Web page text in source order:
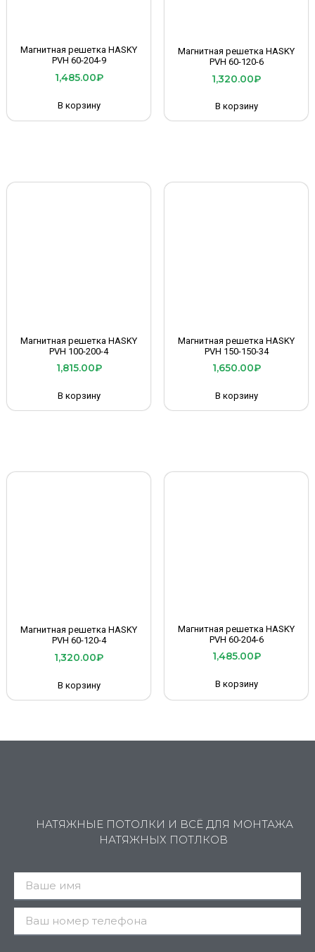
Магнитная решетка HASKY
PVH 60-204-9
1,485.00₽
В корзину
Магнитная решетка HASKY
PVH 60-120-6
1,320.00₽
В корзину
Магнитная решетка HASKY
PVH 100-200-4
1,815.00₽
В корзину
Магнитная решетка HASKY
PVH 150-150-34
1,650.00₽
В корзину
Магнитная решетка HASKY
PVH 60-120-4
1,320.00₽
В корзину
Магнитная решетка HASKY
PVH 60-204-6
1,485.00₽
В корзину
НАТЯЖНЫЕ ПОТОЛКИ И ВСЁ ДЛЯ МОНТАЖА
НАТЯЖНЫХ ПОТЛКОВ